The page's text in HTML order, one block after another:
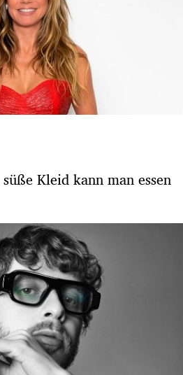
Kleid kann man essen